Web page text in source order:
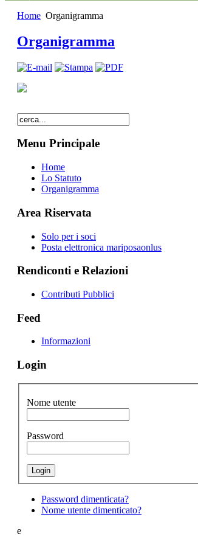
Home Organigramma
Organigramma
Menu Principale
Home
Lo Statuto
Organigramma
Area Riservata
Solo per i soci
Posta elettronica mariposaonlus
Rendiconti e Relazioni
Contributi Pubblici
Feed
Informazioni
Login
Nome utente
Password
Password dimenticata?
Nome utente dimenticato?
e